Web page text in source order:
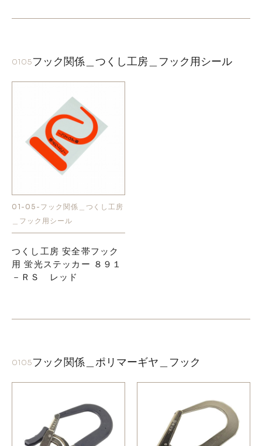
0105フック関係＿つくし工房＿フック用シール
01-05-フック関係＿つくし工房
＿フック用シール
つくし工房 安全帯フック
用 蛍光ステッカー ８９１
－ＲＳ レッド
0105フック関係＿ポリマーギヤ＿フック